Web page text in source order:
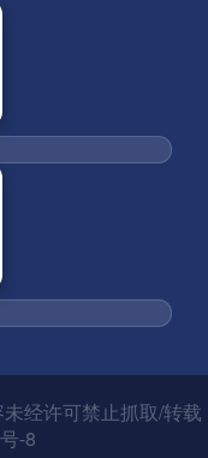
经许可禁止抓取/转载
-8